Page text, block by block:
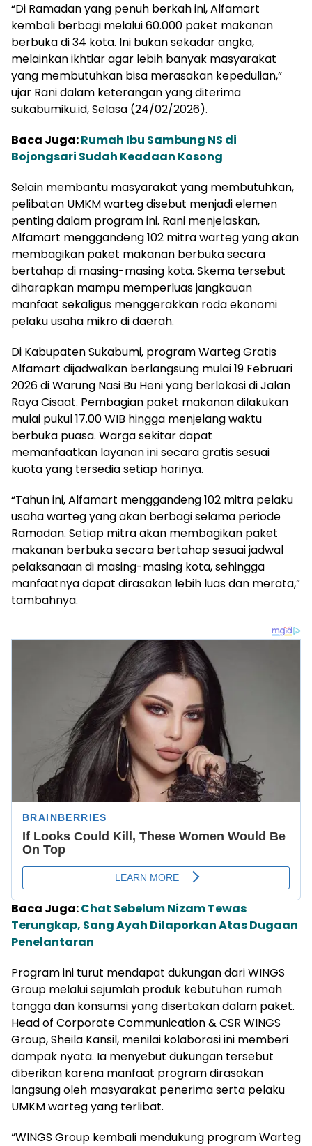
“Di Ramadan yang penuh berkah ini, Alfamart
kembali berbagi melalui 60.000 paket makanan
berbuka di 34 kota. Ini bukan sekadar angka,
melainkan ikhtiar agar lebih banyak masyarakat
yang membutuhkan bisa merasakan kepedulian,”
ujar Rani dalam keterangan yang diterima
sukabumiku.id, Selasa (24/02/2026).
Baca Juga:Rumah Ibu Sambung NS di
Bojongsari Sudah Keadaan Kosong
Selain membantu masyarakat yang membutuhkan,
pelibatan UMKM warteg disebut menjadi elemen
penting dalam program ini. Rani menjelaskan,
Alfamart menggandeng 102 mitra warteg yang akan
membagikan paket makanan berbuka secara
bertahap di masing-masing kota. Skema tersebut
diharapkan mampu memperluas jangkauan
manfaat sekaligus menggerakkan roda ekonomi
pelaku usaha mikro di daerah.
Di Kabupaten Sukabumi, program Warteg Gratis
Alfamart dijadwalkan berlangsung mulai 19 Februari
2026 di Warung Nasi Bu Heni yang berlokasi di Jalan
Raya Cisaat. Pembagian paket makanan dilakukan
mulai pukul 17.00 WIB hingga menjelang waktu
berbuka puasa. Warga sekitar dapat
memanfaatkan layanan ini secara gratis sesuai
kuota yang tersedia setiap harinya.
“Tahun ini, Alfamart menggandeng 102 mitra pelaku
usaha warteg yang akan berbagi selama periode
Ramadan. Setiap mitra akan membagikan paket
makanan berbuka secara bertahap sesuai jadwal
pelaksanaan di masing-masing kota, sehingga
manfaatnya dapat dirasakan lebih luas dan merata,”
tambahnya.
Baca Juga:Chat Sebelum Nizam Tewas
Terungkap, Sang Ayah Dilaporkan Atas Dugaan
Penelantaran
Program ini turut mendapat dukungan dari WINGS
Group melalui sejumlah produk kebutuhan rumah
tangga dan konsumsi yang disertakan dalam paket.
Head of Corporate Communication & CSR WINGS
Group, Sheila Kansil, menilai kolaborasi ini memberi
dampak nyata. Ia menyebut dukungan tersebut
diberikan karena manfaat program dirasakan
langsung oleh masyarakat penerima serta pelaku
UMKM warteg yang terlibat.
“WINGS Group kembali mendukung program Warteg